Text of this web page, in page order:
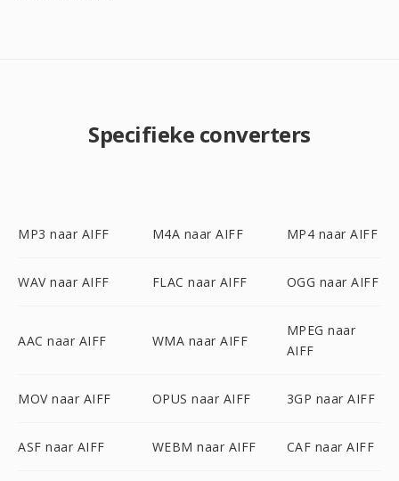
Specifieke converters
MP3 naar AIFF M4A naar AIFF MP4 naar AIFF
WAV naar AIFF FLAC naar AIFF OGG naar AIFF
AAC naar AIFF WMA naar AIFF
MPEG naar
AIFF
MOV naar AIFF OPUS naar AIFF 3GP naar AIFF
ASF naar AIFF WEBM naar AIFF CAF naar AIFF